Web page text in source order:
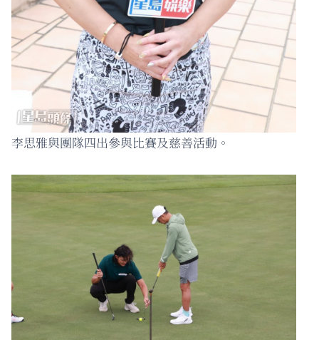
李思雅與團隊四出參與比賽及慈善活動。